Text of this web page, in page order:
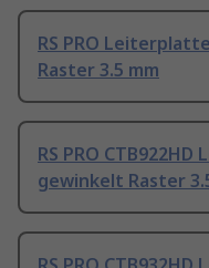
RS PRO
Raster 3.5 mm
RS PRO
gewinkelt Raster